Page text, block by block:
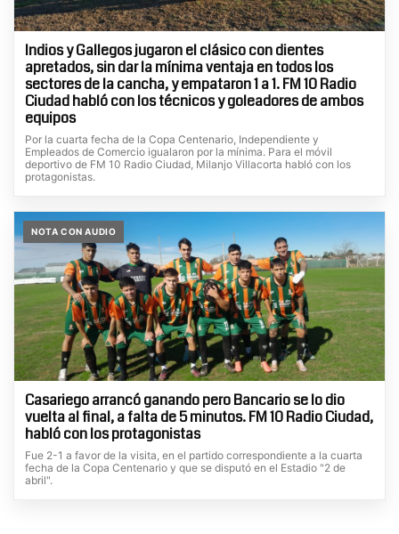
Indios y Gallegos jugaron el clásico con dientes
apretados, sin dar la mínima ventaja en todos los
sectores de la cancha, y empataron 1 a 1. FM 10 Radio
Ciudad habló con los técnicos y goleadores de ambos
equipos
Por la cuarta fecha de la Copa Centenario, Independiente y
Empleados de Comercio igualaron por la mínima. Para el móvil
deportivo de FM 10 Radio Ciudad, Milanjo Villacorta habló con los
protagonistas.
NOTA CON AUDIO
Casariego arrancó ganando pero Bancario se lo dio
vuelta al final, a falta de 5 minutos. FM 10 Radio Ciudad,
habló con los protagonistas
Fue 2-1 a favor de la visita, en el partido correspondiente a la cuarta
fecha de la Copa Centenario y que se disputó en el Estadio "2 de
abril".